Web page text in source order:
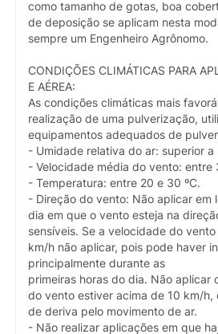
como tamanho de gotas, boa
de deposição se aplicam nesta
sempre um Engenheiro Agrônomo.
CONDIÇÕES CLIMÁTICAS PARA
E AÉREA:
As condições climáticas mais
realização de uma pulverização,
equipamentos adequados de
- Umidade relativa do ar: superior a
- Velocidade média do vento: entre
- Temperatura: entre 20 e 30 ºC.
- Direção do vento: Não aplicar em
dia em que o vento esteja na
sensíveis. Se a velocidade do
km/h não aplicar, pois pode haver
principalmente durante as
primeiras horas do dia. Não aplicar
do vento estiver acima de 10 km/h,
de deriva pelo movimento de ar.
- Não realizar aplicações em que